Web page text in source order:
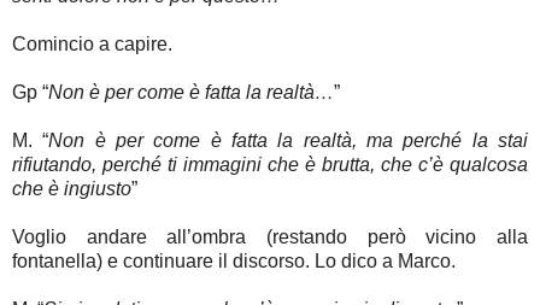
Comincio a capire.
Gp “Non è per come è fatta la realtà…”
M. “Non è per come è fatta la realtà, ma perché la stai
rifiutando, perché ti immagini che è brutta, che c’è qualcosa
che è ingiusto”
Voglio andare all’ombra (restando però vicino alla
fontanella) e continuare il discorso. Lo dico a Marco.